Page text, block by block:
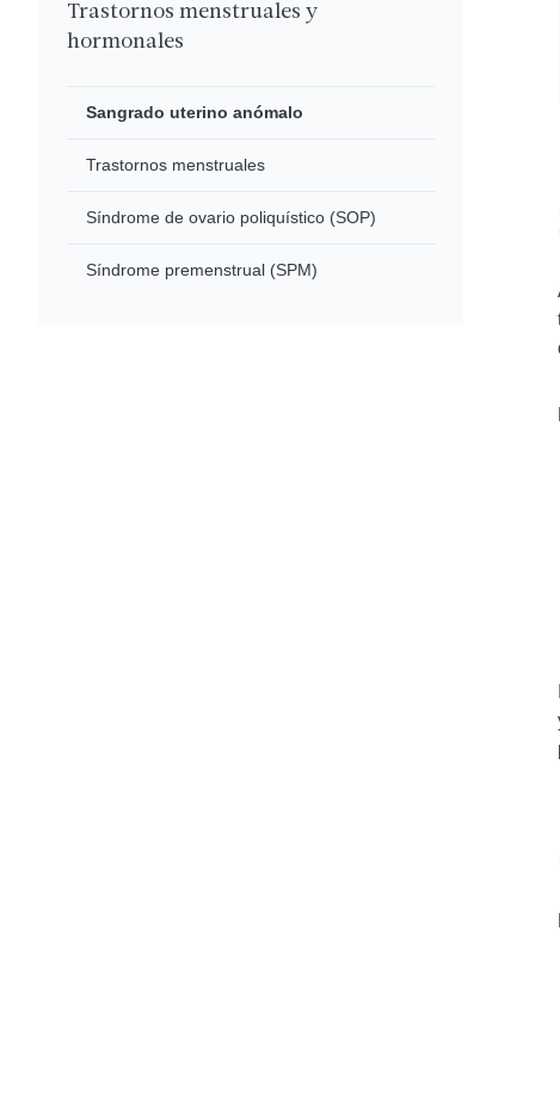
Trastornos menstruales y
hormonales
Sangrado uterino anómalo
Trastornos menstruales
Síndrome de ovario poliquístico (SOP)
Síndrome premenstrual (SPM)